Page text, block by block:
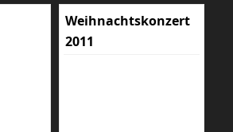
Weihnachtskonzert
2011